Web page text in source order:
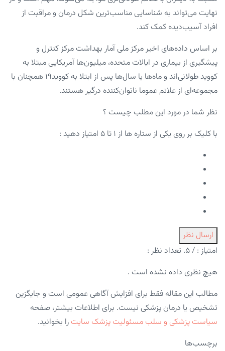
نهایت می‌تواند به شناسایی مناسب‌ترین شکل درمان و مراقبت از
افراد آسیب‌دیده کمک کند.
بر اساس داده‌های اخیر مرکز ملی آمار بهداشت مرکز کنترل و
پیشگیری از بیماری در ایالات متحده، میلیون‌ها آمریکایی مبتلا به
کووید طولانی‌اند و ماه‌ها یا سال‌ها پس از ابتلا به کووید۱۹ همچنان با
مجموعه‌ای از علائم عموما ناتوان‌کننده درگیر هستند.
نظر شما در مورد این مطلب چیست ؟
با کلیک بر روی یکی از ستاره ها از ۱ تا ۵ امتیاز دهید :
ارسال نظر
امتیاز : / ۵. تعداد نظر :
هیچ نظری داده نشده است .
مطالب این مقاله فقط برای افزایش آگاهی عمومی است و جایگزین
تشخیص یا درمان پزشکی نیست. برای اطلاعات بیشتر، صفحه
سیاست پزشکی و سلب مسئولیت پزشک سایت را بخوانید.
برچسب‌ها